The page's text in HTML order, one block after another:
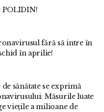
POLIDIN!
fără să intre în
în aprilie!
sănătate se exprimă
Măsurile luate
viețile a milioane de